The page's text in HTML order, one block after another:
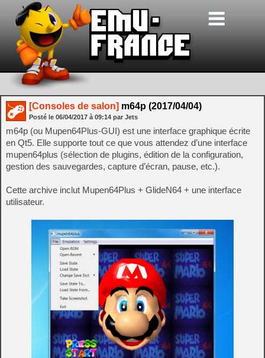
[Consoles de salon] m64p (2017/04/04)
Posté le 06/04/2017 à 09:14 par Jets
m64p (ou Mupen64Plus-GUI) est une interface graphique écrite
en Qt5. Elle supporte tout ce que vous attendez d’une interface
mupen64plus (sélection de plugins, édition de la configuration,
gestion des sauvegardes, capture d’écran, pause, etc.).
Cette archive inclut Mupen64Plus + GlideN64 + une interface
utilisateur.